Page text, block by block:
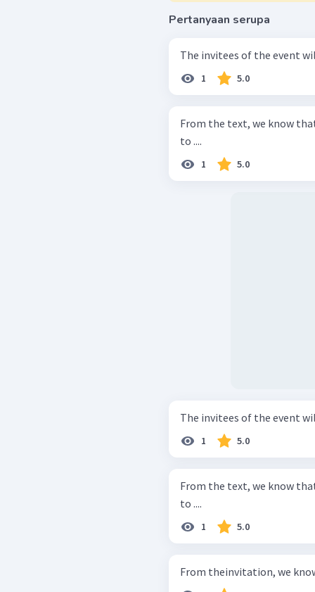
Pertanyaan serupa
The invitees of the event
1 5.0
From the text, we know
to ....
1 5.0
The invitees of the event
1 5.0
From the text, we know
to ....
1 5.0
From theinvitation, we